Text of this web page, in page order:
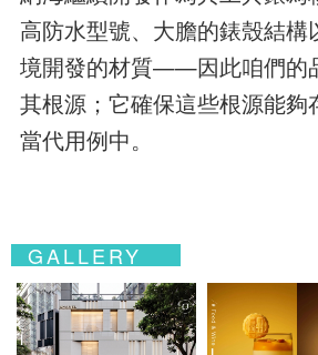
高防水型號、大膽的錶殼結構
境開發的材質——因此咱們的
其根源；它確保這些根源能夠
當代用例中。
GALLERY